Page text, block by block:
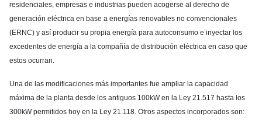
residenciales, empresas e industrias pueden acogerse al derecho de
generación eléctrica en base a energías renovables no convencionales
(ERNC) y así producir su propia energía para autoconsumo e inyectar los
excedentes de energía a la compañía de distribución eléctrica en caso que
estos ocurran.
Una de las modificaciones más importantes fue ampliar la capacidad
máxima de la planta desde los antiguos 100kW en la Ley 21.517 hasta los
300kW permitidos hoy en la Ley 21.118. Otros aspectos incorporados son: